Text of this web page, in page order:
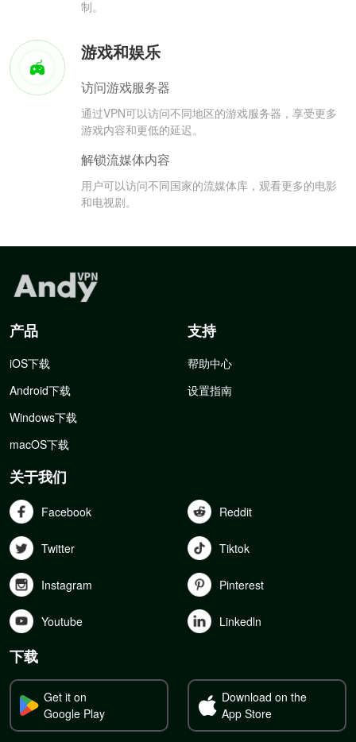
制。
游戏和娱乐
访问游戏服务器
通过VPN可以访问不同地区的游戏服务器，享受更多
游戏内容和更低的延迟。
解锁流媒体内容
用户可以访问不同国家的流媒体库，观看更多的电影
和电视剧。
产品
iOS下载
Android下载
Windows下载
macOS下载
支持
帮助中心
设置指南
关于我们
Facebook Reddit
Twitter Tiktok
Instagram Pinterest
Youtube Linkedln
下载
Get it on
Google Play
Download on the
App Store